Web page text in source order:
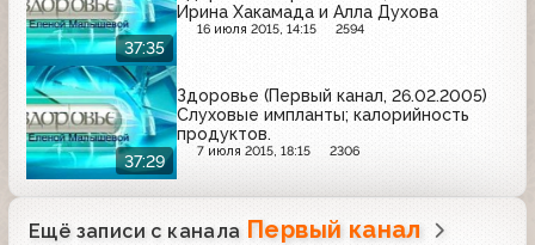
37:35
Ирина Хакамада и Алла Духова
16 июля 2015, 14:15 2594
37:29
Здоровье (Первый канал, 26.02.2005)
Слуховые импланты; калорийность
продуктов.
7 июля 2015, 18:15 2306
Ещё записи с канала Первый канал